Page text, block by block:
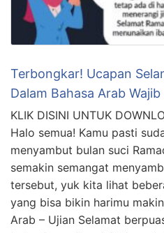
Terbongkar! Ucapan
Dalam Bahasa Arab
KLIK DISINI UNTUK
Halo semua! Kamu pasti
menyambut bulan suci
semakin semangat
tersebut, yuk kita lihat
yang bisa bikin harimu
Arab – Ujian Selamat